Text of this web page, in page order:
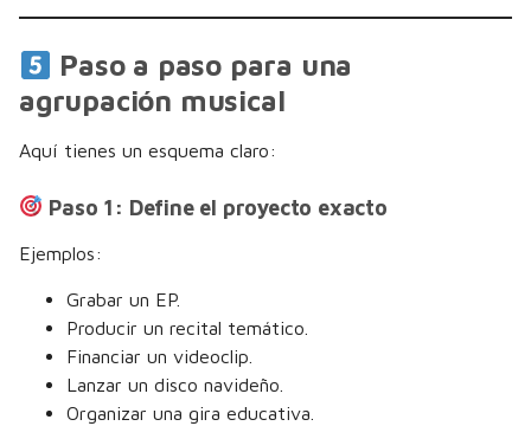
Paso a paso para una
agrupación musical
Aquí tienes un esquema claro:
Paso 1: Define el proyecto exacto
Ejemplos:
Grabar un EP.
Producir un recital temático.
Financiar un videoclip.
Lanzar un disco navideño.
Organizar una gira educativa.